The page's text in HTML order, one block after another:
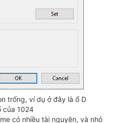
trống, ví dụ ở đây là ổ D
của 1024
có nhiều tài nguyên, và nhỏ